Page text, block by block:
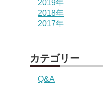
2019年
2018年
2017年
カテゴリー
Q&A